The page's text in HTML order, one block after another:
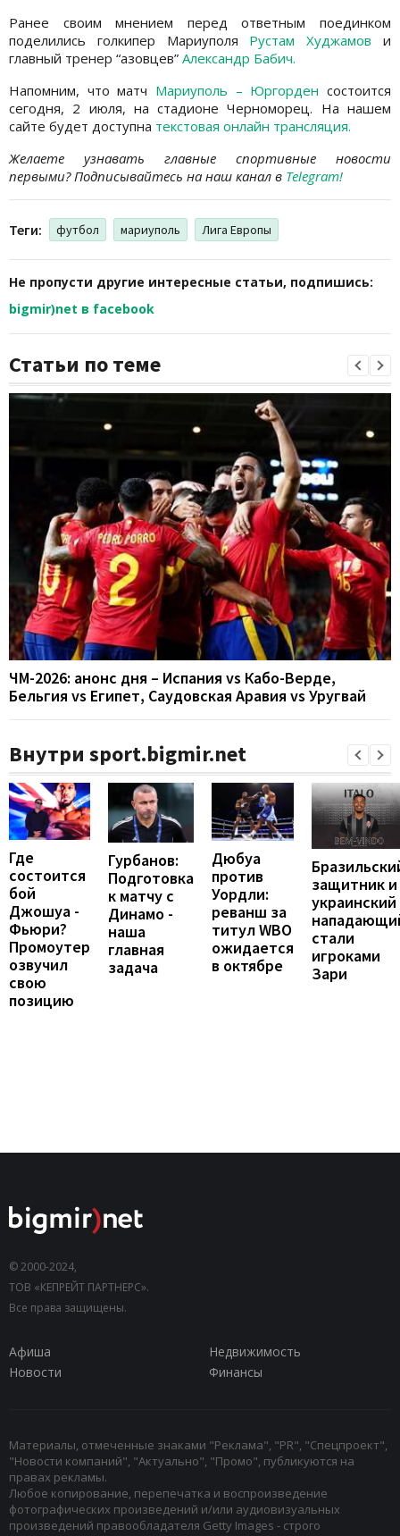
Ранее своим мнением перед ответным поединком
поделились голкипер Мариуполя Рустам Худжамов и
главный тренер “азовцев” Александр Бабич.
Напомним, что матч Мариуполь – Юргорден состоится
сегодня, 2 июля, на стадионе Черноморец. На нашем
сайте будет доступна текстовая онлайн трансляция.
Желаете узнавать главные спортивные новости
первыми? Подписывайтесь на наш канал в Telegram!
Теги: футбол мариуполь Лига Европы
Не пропусти другие интересные статьи, подпишись:
bigmir)net в facebook
Статьи по теме
ЧМ-2026: анонс дня – Испания vs Кабо-Верде,
Бельгия vs Египет, Саудовская Аравия vs Уругвай
Внутри sport.bigmir.net
Где
состоится
бой
Джошуа -
Фьюри?
Промоутер
озвучил
свою
позицию
Гурбанов:
Подготовка
к матчу с
Динамо -
наша
главная
задача
Дюбуа
против
Уордли:
реванш за
титул WBO
ожидается
в октябре
защитник и
украинский
стали
игроками
Зари
© 2000-2024,
ТОВ «КЕПРЕЙТ ПАРТНЕРС».
Все права защищены.
Афиша
Недвижимость
Новости
Финансы
Материалы, отмеченные знаками "Реклама", "PR", "Спецпроект",
"Новости компаний", "Актуально", "Промо", публикуются на
правах рекламы.
Любое копирование, перепечатка и воспроизведение
фотографических произведений и/или аудиовизуальных
произведений правообладателя Getty Images - строго